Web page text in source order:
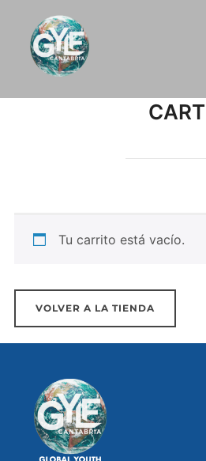
contenido
CART
Tu carrito está vacío.
VOLVER A LA TIENDA